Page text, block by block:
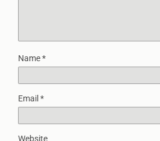
Name*
Email *
Website